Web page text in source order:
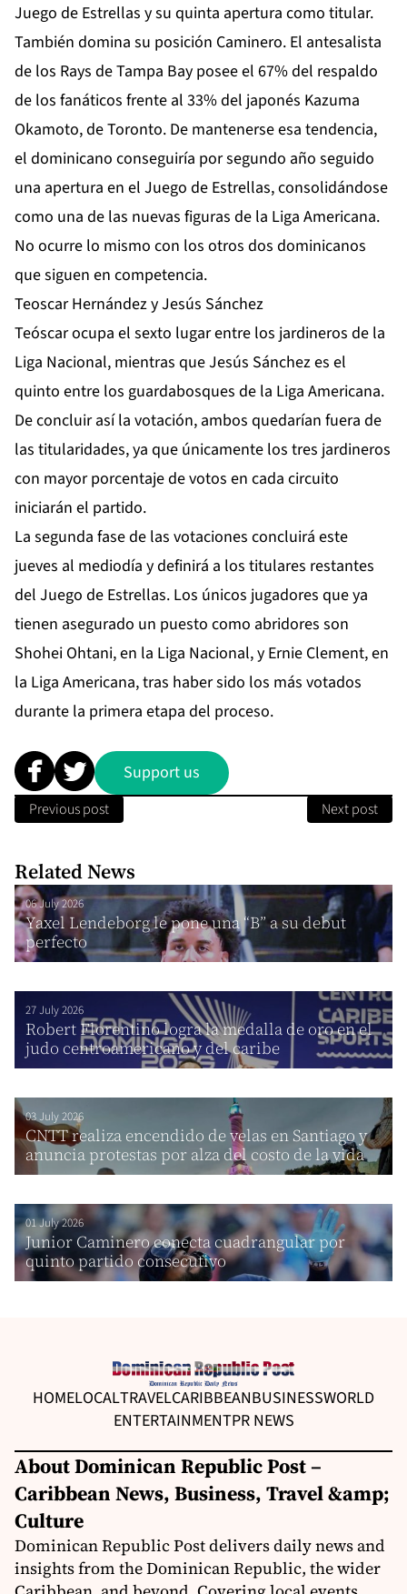
Juego de Estrellas y su quinta apertura como titular.
También domina su posición Caminero. El antesalista
de los Rays de Tampa Bay posee el 67% del respaldo
de los fanáticos frente al 33% del japonés Kazuma
Okamoto, de Toronto. De mantenerse esa tendencia,
el dominicano conseguiría por segundo año seguido
una apertura en el Juego de Estrellas, consolidándose
como una de las nuevas figuras de la Liga Americana.
No ocurre lo mismo con los otros dos dominicanos
que siguen en competencia.
Teoscar Hernández y Jesús Sánchez
Teóscar ocupa el sexto lugar entre los jardineros de la
Liga Nacional, mientras que Jesús Sánchez es el
quinto entre los guardabosques de la Liga Americana.
De concluir así la votación, ambos quedarían fuera de
las titularidades, ya que únicamente los tres jardineros
con mayor porcentaje de votos en cada circuito
iniciarán el partido.
La segunda fase de las votaciones concluirá este
jueves al mediodía y definirá a los titulares restantes
del Juego de Estrellas. Los únicos jugadores que ya
tienen asegurado un puesto como abridores son
Shohei Ohtani, en la Liga Nacional, y Ernie Clement, en
la Liga Americana, tras haber sido los más votados
durante la primera etapa del proceso.
Support us
Previous post Next post
Related News
06 July 2026
Yaxel Lendeborg le pone una “B” a su debut
perfecto
27 July 2026
Robert Florentino logra la medalla de oro en el
judo centroamericano y del caribe
03 July 2026
CNTT realiza encendido de velas en Santiago y
anuncia protestas por alza del costo de la vida
01 July 2026
Junior Caminero conecta cuadrangular por
quinto partido consecutivo
HOMELOCALTRAVELCARIBBEANBUSINESSWORLD
ENTERTAINMENTPR NEWS
About Dominican Republic Post –
Caribbean News, Business, Travel &amp;
Culture
Dominican Republic Post delivers daily news and
insights from the Dominican Republic, the wider